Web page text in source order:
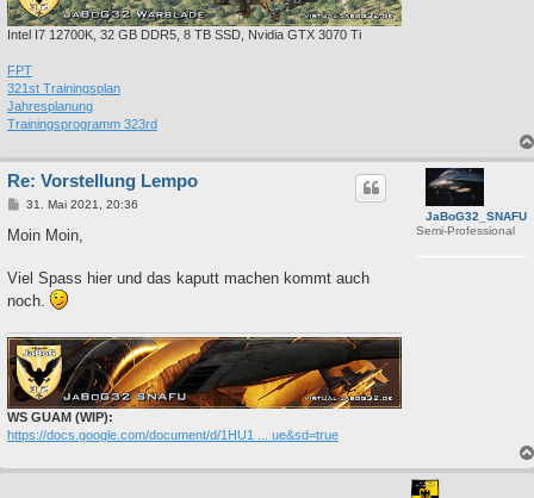
Intel I7 12700K, 32 GB DDR5, 8 TB SSD, Nvidia GTX 3070 Ti
FPT
321st Trainingsplan
Jahresplanung
Trainingsprogramm 323rd
JaBoG32_SNAFU
Semi-Professional
Re: Vorstellung Lempo
B
i
a
31. Mai 2021, 20:36
Moin Moin,
Viel Spass hier und das kaputt machen kommt auch
noch.
WS GUAM (WIP):
https://docs.google.com/document/d/1HU1 ... ue&sd=true